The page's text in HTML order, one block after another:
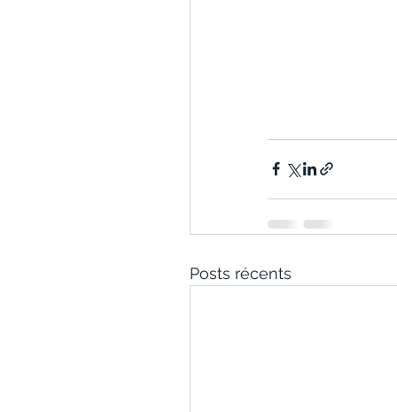
Posts récents